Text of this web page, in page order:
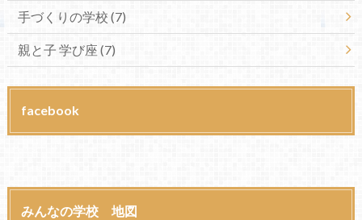
手づくりの学校 (7)
親と子 学び座 (7)
facebook
みんなの学校 地図